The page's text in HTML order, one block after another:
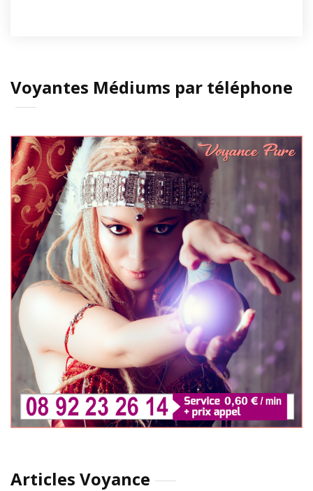
Voyantes Médiums par téléphone
Articles Voyance